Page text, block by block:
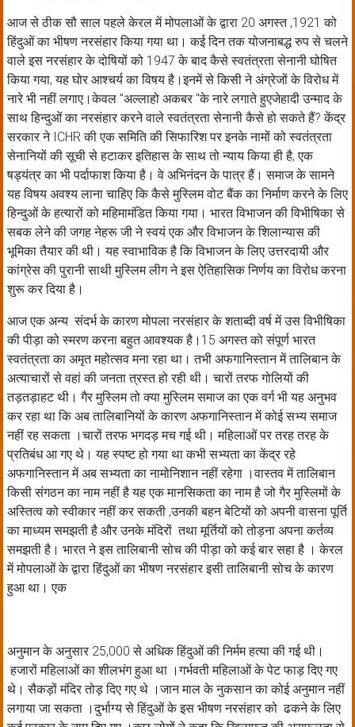
आज से ठीक सौ साल पहले केरल में मोपलाओं के द्वारा 20 अगस्त ,1921 को
हिंदुओं का भीषण नरसंहार किया गया था। कई दिन तक योजनाबद्ध रुप से चलने
वाले इस नरसंहार के दोषियों को 1947 के बाद कैसे स्वतंत्रता सेनानी घोषित
किया गया, यह घोर आश्चर्य का विषय है।इनमें से किसी ने अंग्रेजों के विरोध में
नारे भी नहीं लगाए।केवल "अल्लाहो अकबर "के नारे लगाते हुएजेहादी उन्माद के
साथ हिन्दुओं का नरसंहार करने वाले स्वतंत्रता सेनानी कैसे हो सकते हैं? केंद्र
सरकार ने ICHR की एक समिति की सिफारिश पर इनके नामों को स्वतंत्रता
सेनानियों की सूची से हटाकर इतिहास के साथ तो न्याय किया ही है, एक
षड्यंत्र का भी पर्दाफाश किया है। वे अभिनंदन के पात्र हैं। समाज के सामने
यह विषय अवश्य लाना चाहिए कि कैसे मुस्लिम वोट बैंक का निर्माण करने के लिए
हिन्दुओं के हत्यारों को महिमामंडित किया गया। भारत विभाजन की विभीषिका से
सबक लेने की जगह नेहरू जी ने स्वयं एक और विभाजन के शिलान्यास की
भूमिका तैयार की थी। यह स्वाभाविक है कि विभाजन के लिए उत्तरदायी और
कांग्रेस की पुरानी साथी मुस्लिम लीग ने इस ऐतिहासिक निर्णय का विरोध करना
शुरू कर दिया है।
आज एक अन्य संदर्भ के कारण मोपला नरसंहार के शताब्दी वर्ष में उस विभीषिका
की पीड़ा को स्मरण करना बहुत आवश्यक है।15 अगस्त को संपूर्ण भारत
स्वतंत्रता का अमृत महोत्सव मना रहा था। तभी अफगानिस्तान में तालिबान के
अत्याचारों से वहां की जनता त्रस्त हो रही थी। चारों तरफ गोलियों की
तड़तड़ाहट थी। गैर मुस्लिम तो क्या मुस्लिम समाज का एक वर्ग भी यह अनुभव
कर रहा था कि अब तालिबानियों के कारण अफगानिस्तान में कोई सभ्य समाज
नहीं रह सकता ।चारों तरफ भगदड़ मच गई थी। महिलाओं पर तरह तरह के
प्रतिबंध आ गए थे। यह स्पष्ट हो गया था कभी सभ्यता का केंद्र रहे
अफगानिस्तान में अब सभ्यता का नामोनिशान नहीं रहेगा ।वास्तव में तालिबान
किसी संगठन का नाम नहीं है यह एक मानसिकता का नाम है जो गैर मुस्लिमों के
अस्तित्व को स्वीकार नहीं कर सकती ,उनकी बहन बेटियों को अपनी वासना पूर्ति
का माध्यम समझती है और उनके मंदिरों तथा मूर्तियों को तोड़ना अपना कर्तव्य
समझती है। भारत ने इस तालिबानी सोच की पीड़ा को कई बार सहा है । केरल
में मोपलाओं के द्वारा हिंदुओं का भीषण नरसंहार इसी तालिबानी सोच के कारण
हुआ था। एक
अनुमान के अनुसार 25,000 से अधिक हिंदुओं की निर्मम हत्या की गई थी।
हजारों महिलाओं का शीलभंग हुआ था ।गर्भवती महिलाओं के पेट फाड़ दिए गए
थे। सैकड़ों मंदिर तोड़ दिए गए थे ।जान माल के नुकसान का कोई अनुमान नहीं
लगाया जा सकता ।दुर्भाग्य से हिंदुओं के इस भीषण नरसंहार को ढकने के लिए